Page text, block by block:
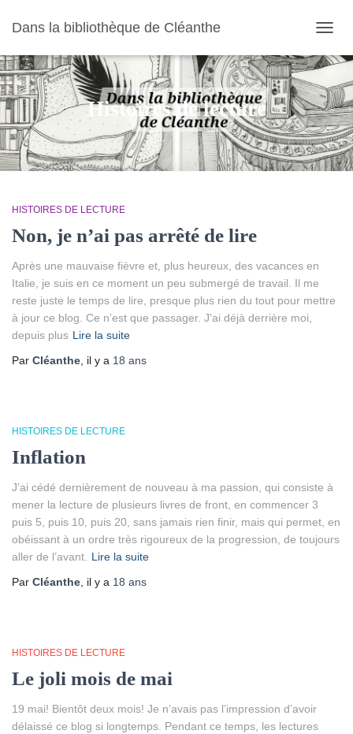
Dans la bibliothèque de Cléanthe
LA
Histoires de lecture
HISTOIRES DE LECTURE
Non, je n’ai pas arrêté de lire
Après une mauvaise fièvre et, plus heureux, des vacances en
Italie, je suis en ce moment un peu submergé de travail. Il me
reste juste le temps de lire, presque plus rien du tout pour mettre
à jour ce blog. Ce n’est que passager. J’ai déjà derrière moi,
depuis plus Lire la suite
Par Cléanthe , il y a 18 ans
HISTOIRES DE LECTURE
Inflation
J’ai cédé dernièrement de nouveau à ma passion, qui consiste à
mener la lecture de plusieurs livres de front, en commencer 3
puis 5, puis 10, puis 20, sans jamais rien finir, mais qui permet, en
obéissant à un ordre très rigoureux de la progression, de toujours
aller de l’avant.
Lire la suite
Par Cléanthe , il y a 18 ans
HISTOIRES DE LECTURE
Le joli mois de mai
19 mai! Bientôt deux mois! Je n’avais pas l’impression d’avoir
délaissé ce blog si longtemps. Pendant ce temps, les lectures